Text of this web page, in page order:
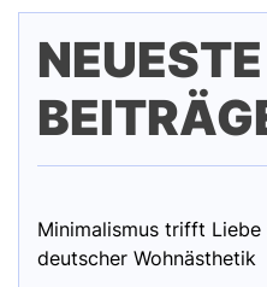
NEUESTE
Minimalismus trifft Liebe
deutscher Wohnästhetik